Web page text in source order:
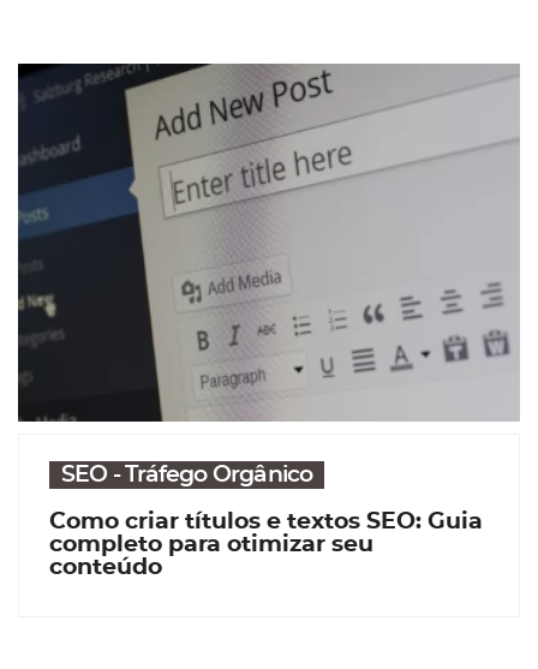
SEO - Tráfego Orgânico
Como criar títulos e textos SEO: Guia
completo para otimizar seu
conteúdo